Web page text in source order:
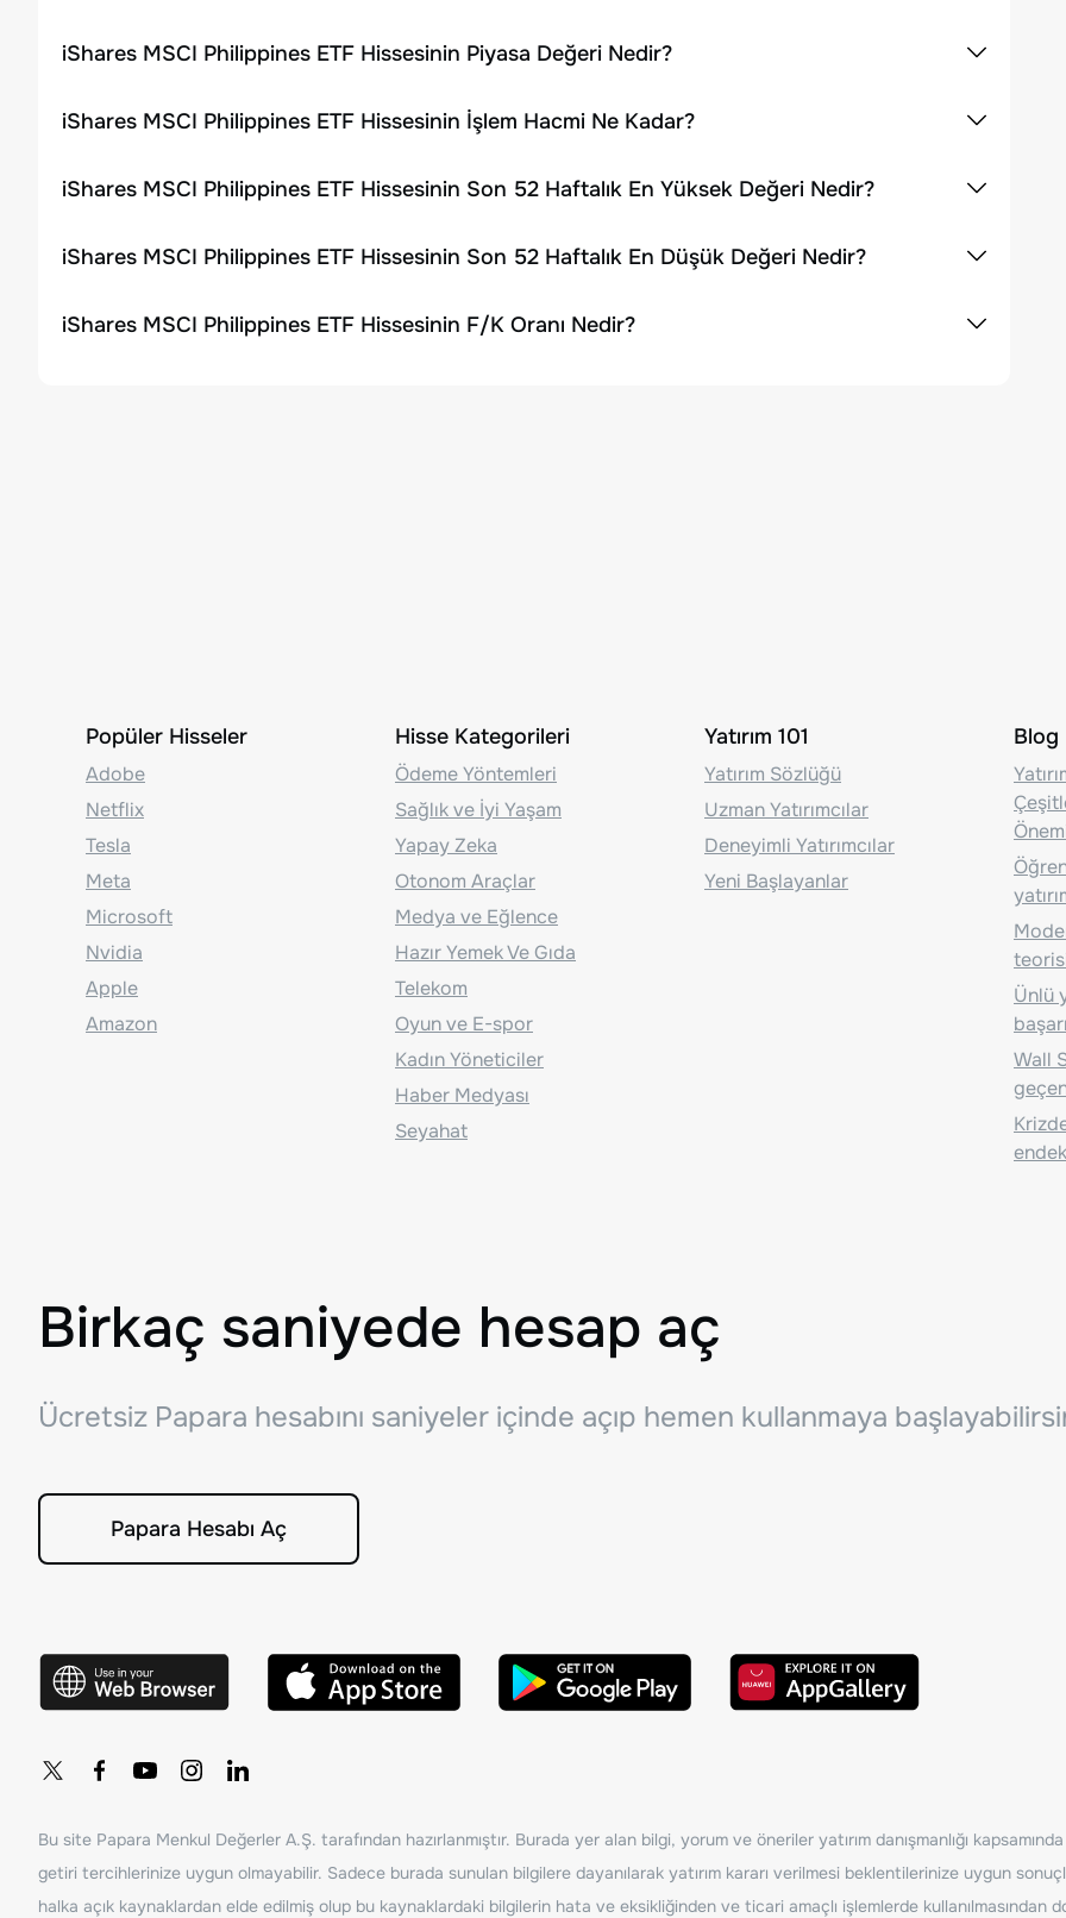
iShares MSCI Philippines ETF Hissesinin Piyasa Değeri Nedir?
iShares MSCI Philippines ETF Hissesinin İşlem Hacmi Ne Kadar?
iShares MSCI Philippines ETF Hissesinin Son 52 Haftalık En Yüksek Değeri Nedir?
iShares MSCI Philippines ETF Hissesinin Son 52 Haftalık En Düşük Değeri Nedir?
iShares MSCI Philippines ETF Hissesinin F/K Oranı Nedir?
Popüler Hisseler
Adobe
Netflix
Tesla
Meta
Microsoft
Nvidia
Apple
Amazon
Hisse Kategorileri
Ödeme Yöntemleri
Sağlık ve İyi Yaşam
Yapay Zeka
Otonom Araçlar
Medya ve Eğlence
Hazır Yemek Ve Gıda
Telekom
Oyun ve E-spor
Kadın Yöneticiler
Haber Medyası
Seyahat
Yatırım 101
Yatırım Sözlüğü
Uzman Yatırımcılar
Deneyimli Yatırımcılar
Yeni Başlayanlar
Blog
Ünlü
Wall
Birkaç saniyede hesap aç
Ücretsiz Papara hesabını saniyeler içinde açıp hemen kullanmaya
Papara Hesabı Aç
Bu site Papara Menkul Değerler A.Ş. tarafından hazırlanmıştır. Burada yer alan bilgi, yorum ve öneriler yatırım danışmanlığı
getiri tercihlerinize uygun olmayabilir. Sadece burada sunulan bilgilere dayanılarak yatırım kararı verilmesi beklentilerinize uygun
halka açık kaynaklardan elde edilmiş olup bu kaynaklardaki bilgilerin hata ve eksikliğinden ve ticari amaçlı işlemlerde